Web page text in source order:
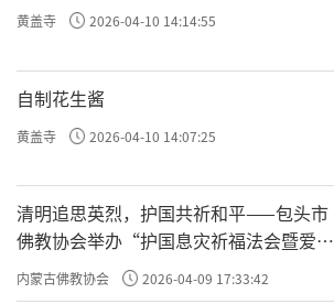
黄盖寺 2026-04-10 14:14:55
自制花生酱
黄盖寺 2026-04-10 14:07:25
清明追思英烈，护国共祈和平——包头市
佛教协会举办“护国息灾祈福法会暨爱国
主义电影观影活动”
内蒙古佛教协会 2026-04-09 17:33:42